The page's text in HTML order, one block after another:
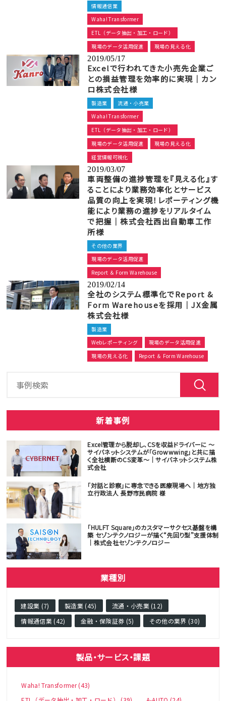
情報通信業
Waha! Transformer
ETL（データ抽出・加工・ロード）
現場のデータ活用促進
現場の見える化
2019/05/17
Excelで行われてきた小売先企業ご
との損益管理を効率的に実現｜カン
ロ株式会社様
製造業
流通・小売業
Waha! Transformer
ETL（データ抽出・加工・ロード）
現場のデータ活用促進
現場の見える化
経営情報可視化
2019/03/07
車両整備の進捗管理を『見える化』す
ることにより業務効率化とサービス
品質の向上を実現！レポーティング機
能により業務の進捗をリアルタイム
で把握｜株式会社西出自動車工作
所様
その他の業界
現場のデータ活用促進
Report ＆ Form Warehouse
2019/02/14
全社のシステム標準化でReport &
Form Warehouseを採用｜JX金属
株式会社様
製造業
Webレポーティング
現場のデータ活用促進
現場の見える化
Report ＆ Form Warehouse
新着事例
Excel管理から脱却し、CSを収益ドライバーに ～
サイバネットシステムが「Growwwing」と共に描
く全社横断のCS変革～｜サイバネットシステム株
式会社
「対話と診察」に専念できる医療現場へ｜地方独
立行政法人 長野市民病院 様
「HULFT Square」のカスタマーサクセス基盤を構
築 セゾンテクノロジーが描く“先回り型”支援体制
｜株式会社セゾンテクノロジー
業種別
建設業 (7) 製造業 (45)
流通・小売業 (12)
情報通信業 (42)
金融・保険証券 (5) その他の業界 (30)
製品・サービス・課題
Waha! Transformer (43)